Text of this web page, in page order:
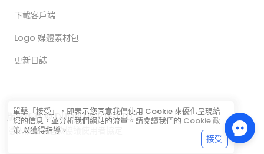
下載客戶端
Logo 媒體素材包
更新日誌
版權所有 © DUOPLUS PTE. LTD.
隱私權政策退款協議
單擊「接受」，即表示您同意我們使用 Cookie 來優化呈現給
您的信息，並分析我們網站的流量。請閱讀我們的 Cookie 政
策以獲得指導。
接受